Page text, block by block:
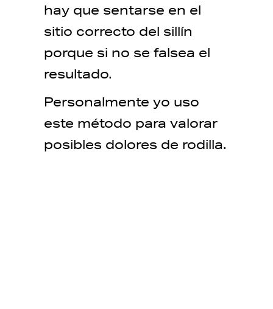
hay que sentarse en el
sitio correcto del sillín
porque si no se falsea el
resultado.
Personalmente yo uso
este método para valorar
posibles dolores de rodilla.